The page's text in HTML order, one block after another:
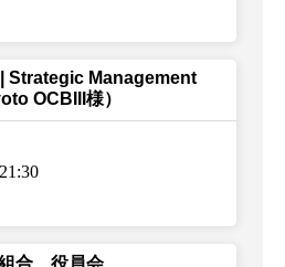
Strategic Management
OCBIII様）
21:30
組合 役員会